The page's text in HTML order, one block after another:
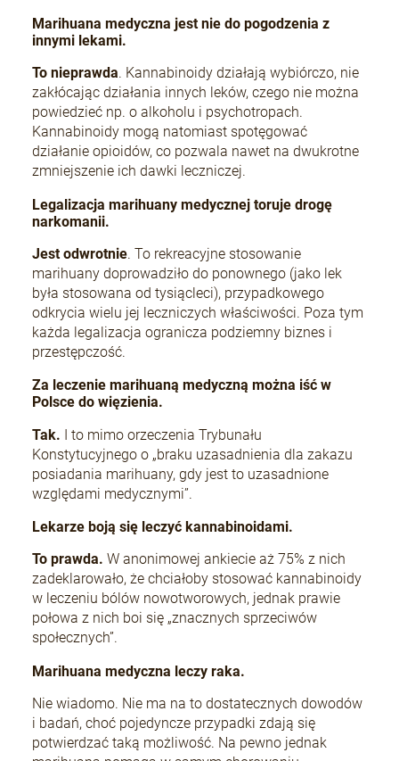
19,80 zł
DO KOSZYKA
Marihuana medyczna jest nie do pogodzenia z
innymi lekami.
To nieprawda. Kannabinoidy działają wybiórczo, nie
zakłócając działania innych leków, czego nie można
powiedzieć np. o alkoholu i psychotropach.
Kannabinoidy mogą natomiast spotęgować
działanie opioidów, co pozwala nawet na dwukrotne
zmniejszenie ich dawki leczniczej.
Legalizacja marihuany medycznej toruje drogę
narkomanii.
Jest odwrotnie. To rekreacyjne stosowanie
marihuany doprowadziło do ponownego (jako lek
była stosowana od tysiącleci), przypadkowego
odkrycia wielu jej leczniczych właściwości. Poza tym
każda legalizacja ogranicza podziemny biznes i
przestępczość.
Za leczenie marihuaną medyczną można iść w
Polsce do więzienia.
Tak. I to mimo orzeczenia Trybunału
Konstytucyjnego o „braku uzasadnienia dla zakazu
posiadania marihuany, gdy jest to uzasadnione
względami medycznymi”.
Lekarze boją się leczyć kannabinoidami.
To prawda. W anonimowej ankiecie aż 75% z nich
zadeklarowało, że chciałoby stosować kannabinoidy
w leczeniu bólów nowotworowych, jednak prawie
połowa z nich boi się „znacznych sprzeciwów
społecznych”.
Marihuana medyczna leczy raka.
Nie wiadomo. Nie ma na to dostatecznych dowodów
i badań, choć pojedyncze przypadki zdają się
potwierdzać taką możliwość. Na pewno jednak